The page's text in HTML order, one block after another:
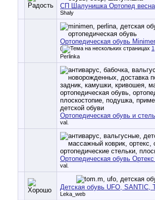
СП Шалунишка Ортопед
Shaly
Ортопедическая обувь
( 1
Perlinka
Ортопедическая обувь и
val.
Ортопедическая обувь
val.
Детская обувь UFO,
Leka_web